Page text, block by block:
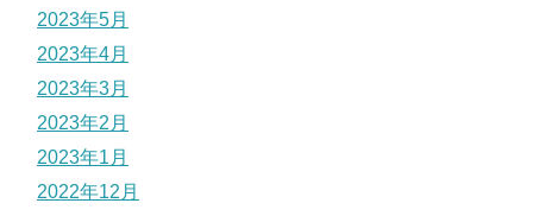
2023年5月
2023年4月
2023年3月
2023年2月
2023年1月
2022年12月